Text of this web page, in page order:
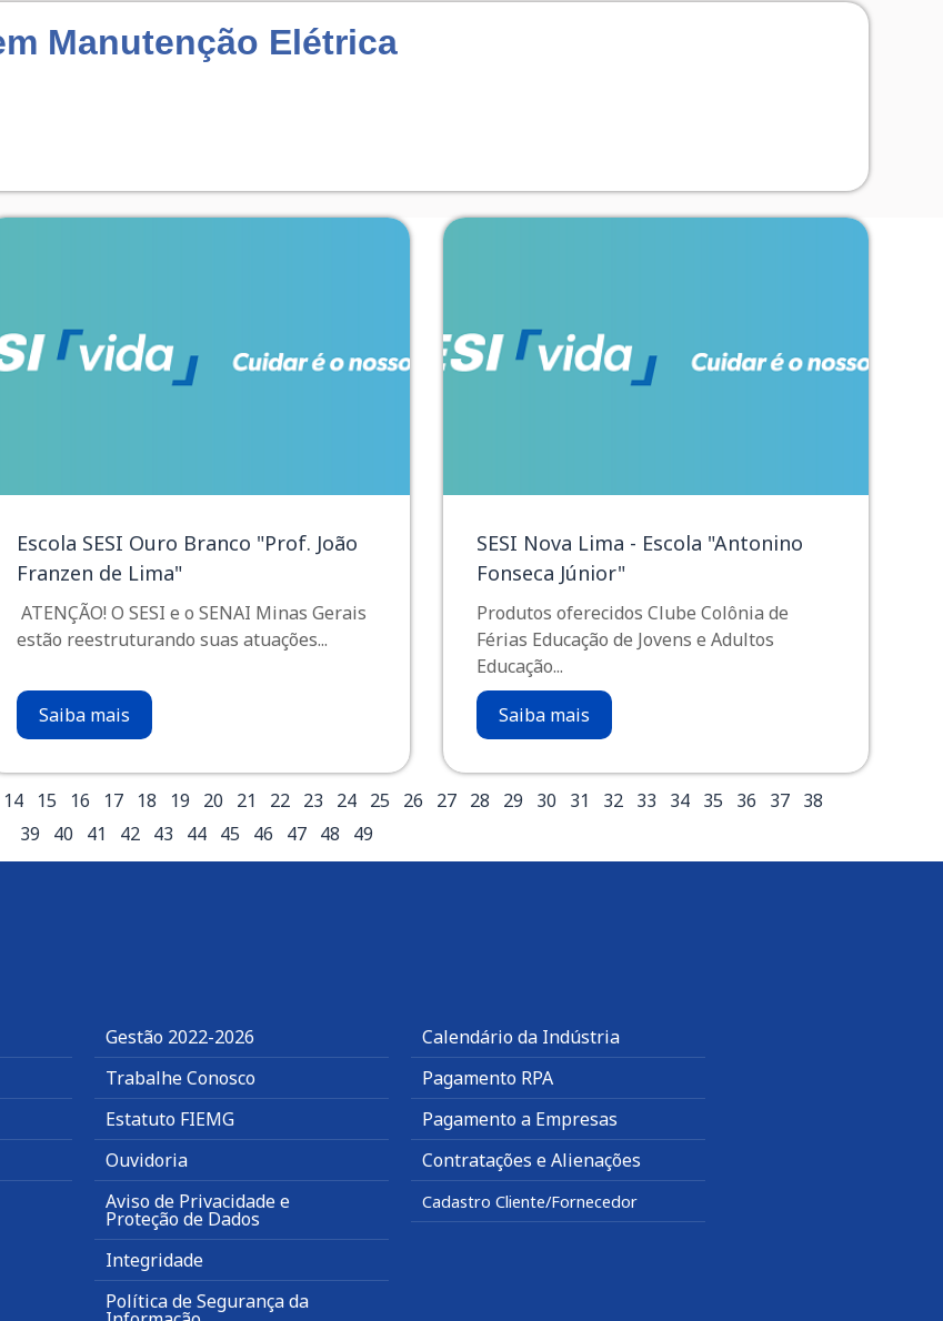
Manutenção Elétrica
Escola SESI Ouro Branco "Prof. João
Franzen de Lima"
ATENÇÃO! O SESI e o SENAI Minas Gerais
estão reestruturando suas atuações...
Saiba mais
SESI Nova Lima - Escola "Antonino
Fonseca Júnior"
Produtos oferecidos Clube Colônia de
Férias Educação de Jovens e Adultos
Educação...
Saiba mais
14 15 16 17 18 19 20 21 22 23 24 25 26 27 28 29 30 31 32 33 34 35 36 37 38
39
40 41 42 43 44 45 46 47 48 49
Gestão 2022-2026
Trabalhe Conosco
Estatuto FIEMG
Ouvidoria
Aviso de Privacidade e
Proteção de Dados
Integridade
Política de Segurança da
Calendário da Indústria
Pagamento RPA
Pagamento a Empresas
Contratações e Alienações
Cadastro Cliente/Fornecedor